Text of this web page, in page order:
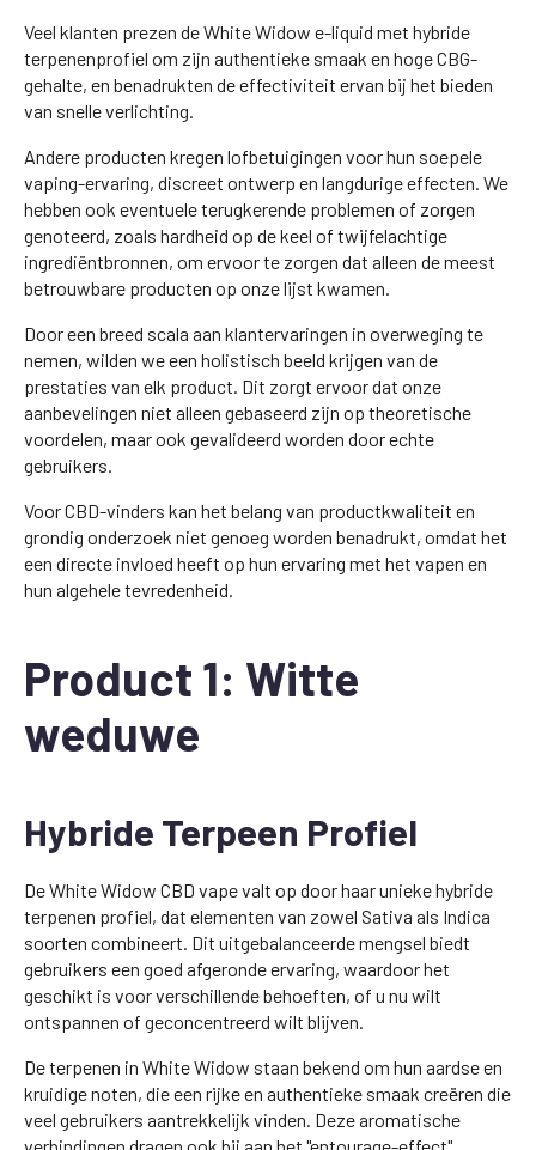
Veel klanten prezen de White Widow e-liquid met hybride
terpenenprofiel om zijn authentieke smaak en hoge CBG-
gehalte, en benadrukten de effectiviteit ervan bij het bieden
van snelle verlichting.
Andere producten kregen lofbetuigingen voor hun soepele
vaping-ervaring, discreet ontwerp en langdurige effecten. We
hebben ook eventuele terugkerende problemen of zorgen
genoteerd, zoals hardheid op de keel of twijfelachtige
ingrediëntbronnen, om ervoor te zorgen dat alleen de meest
betrouwbare producten op onze lijst kwamen.
Door een breed scala aan klantervaringen in overweging te
nemen, wilden we een holistisch beeld krijgen van de
prestaties van elk product. Dit zorgt ervoor dat onze
aanbevelingen niet alleen gebaseerd zijn op theoretische
voordelen, maar ook gevalideerd worden door echte
gebruikers.
Voor CBD-vinders kan het belang van productkwaliteit en
grondig onderzoek niet genoeg worden benadrukt, omdat het
een directe invloed heeft op hun ervaring met het vapen en
hun algehele tevredenheid.
Product 1: Witte
weduwe
Hybride Terpeen Profiel
De White Widow CBD vape valt op door haar unieke hybride
terpenen profiel, dat elementen van zowel Sativa als Indica
soorten combineert. Dit uitgebalanceerde mengsel biedt
gebruikers een goed afgeronde ervaring, waardoor het
geschikt is voor verschillende behoeften, of u nu wilt
ontspannen of geconcentreerd wilt blijven.
De terpenen in White Widow staan bekend om hun aardse en
kruidige noten, die een rijke en authentieke smaak creëren die
veel gebruikers aantrekkelijk vinden. Deze aromatische